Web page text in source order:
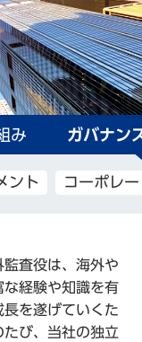
み ガバナン
ント コーポレ
査役は、海外や
な経験や知識を有
を遂げていくた
び、当社の独立